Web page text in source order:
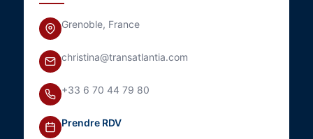
Grenoble, France
christina@transatlantia.com
+33 6 70 44 79 80
Prendre RDV